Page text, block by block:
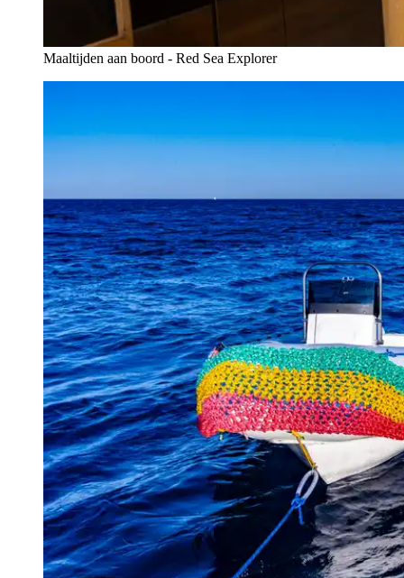
Maaltijden aan boord - Red Sea Explorer